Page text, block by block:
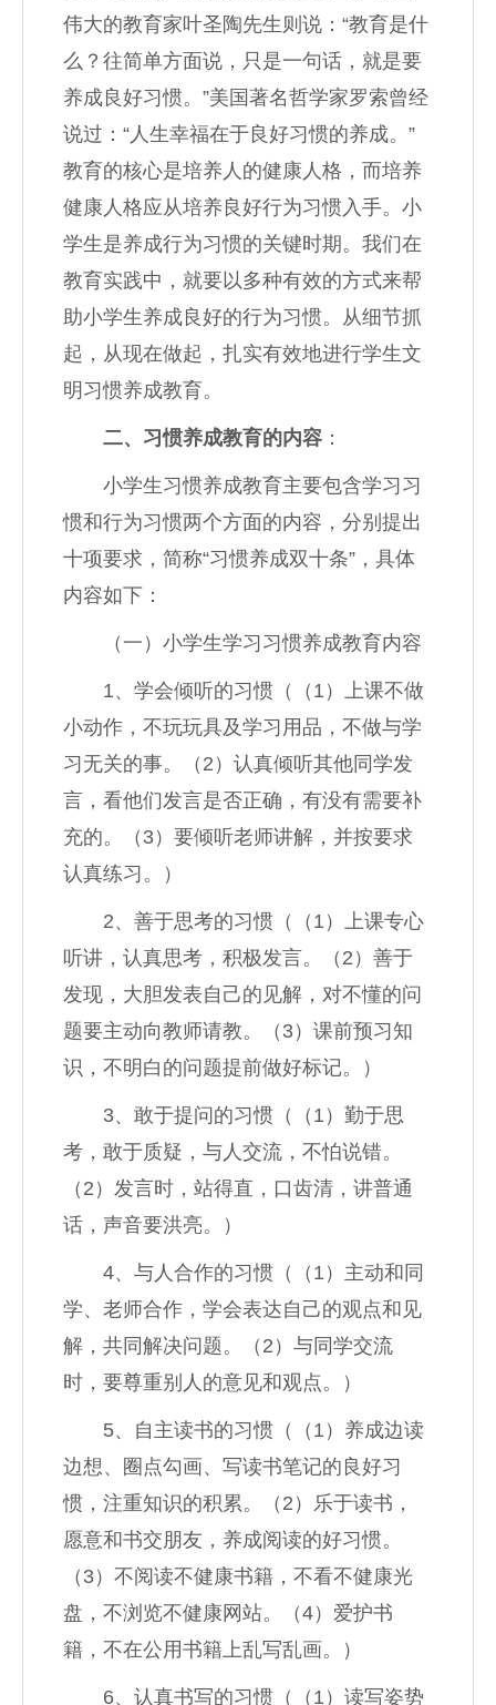
伟大的教育家叶圣陶先生则说：“教育是什
么？往简单方面说，只是一句话，就是要
养成良好习惯。”美国著名哲学家罗索曾经
说过：“人生幸福在于良好习惯的养成。”
教育的核心是培养人的健康人格，而培养
健康人格应从培养良好行为习惯入手。小
学生是养成行为习惯的关键时期。我们在
教育实践中，就要以多种有效的方式来帮
助小学生养成良好的行为习惯。从细节抓
起，从现在做起，扎实有效地进行学生文
明习惯养成教育。
二、习惯养成教育的内容 ：
小学生习惯养成教育主要包含学习习
惯和行为习惯两个方面的内容，分别提出
十项要求，简称“习惯养成双十条”，具体
内容如下：
（一）小学生学习习惯养成教育内容
1、学会倾听的习惯（（1）上课不做
小动作，不玩玩具及学习用品，不做与学
习无关的事。（2）认真倾听其他同学发
言，看他们发言是否正确，有没有需要补
充的。（3）要倾听老师讲解，并按要求
认真练习。）
2、善于思考的习惯（（1）上课专心
听讲，认真思考，积极发言。（2）善于
发现，大胆发表自己的见解，对不懂的问
题要主动向教师请教。（3）课前预习知
识，不明白的问题提前做好标记。）
3、敢于提问的习惯（（1）勤于思
考，敢于质疑，与人交流，不怕说错。
（2）发言时，站得直，口齿清，讲普通
话，声音要洪亮。）
4、与人合作的习惯（（1）主动和同
学、老师合作，学会表达自己的观点和见
解，共同解决问题。（2）与同学交流
时，要尊重别人的意见和观点。）
5、自主读书的习惯（（1）养成边读
边想、圈点勾画、写读书笔记的良好习
惯，注重知识的积累。（2）乐于读书，
愿意和书交朋友，养成阅读的好习惯。
（3）不阅读不健康书籍，不看不健康光
盘，不浏览不健康网站。（4）爱护书
籍，不在公用书籍上乱写乱画。）
6、认真书写的习惯（（1）读写姿势